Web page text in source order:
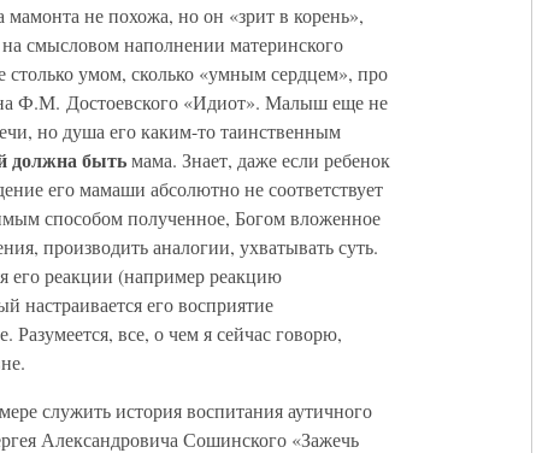
не похожа, но он «зрит в корень»,
на смысловом наполнении материнского
умом, сколько «умным сердцем», про
Ф.М. Достоевского «Идиот». Малыш еще не
но душа его каким-то таинственным
должна бытьмама. Знает, даже если ребенок
его мамаши абсолютно не соответствует
способом полученное, Богом вложенное
производить аналогии, ухватывать суть.
его реакции (например реакцию
настраивается его восприятие
Разумеется, все, о чем я сейчас говорю,
служить история воспитания аутичного
Александровича Сошинского «Зажечь